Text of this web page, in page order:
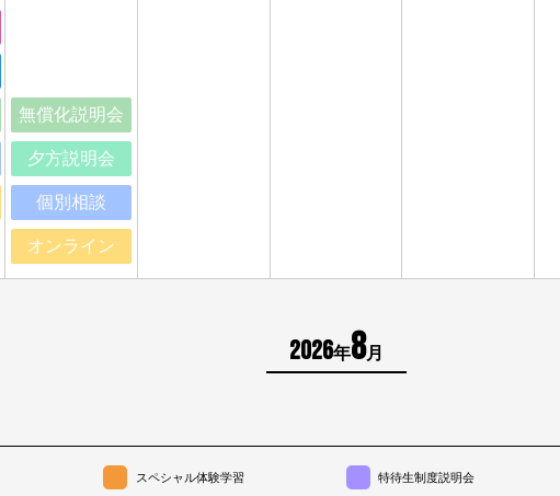
無償化説明会
夕方説明会
個別相談
オンライン
2026年8月
スペシャル体験学習 特待生制度説明会